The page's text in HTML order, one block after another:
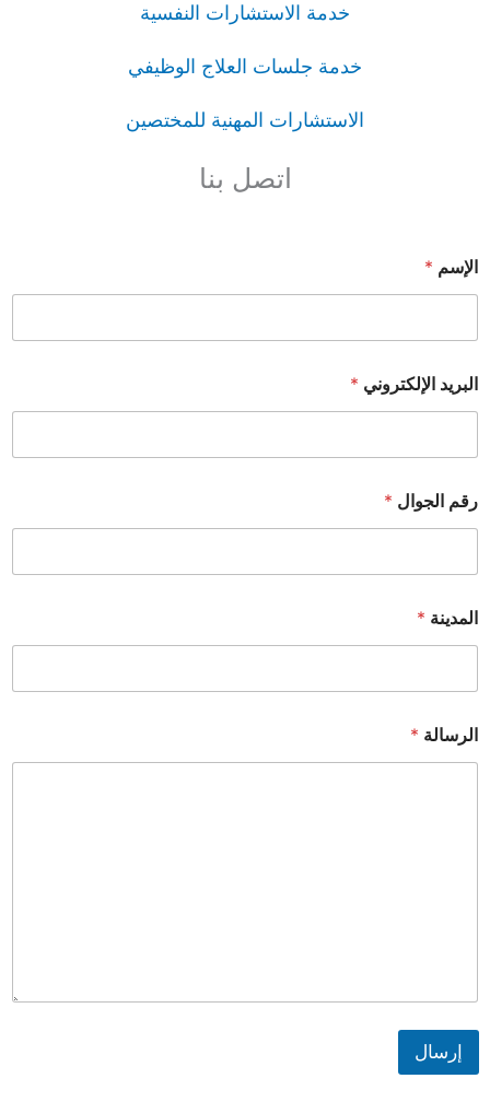
خدمة الاستشارات النفسية
خدمة جلسات العلاج الوظيفي
الاستشارات المهنية للمختصين
اتصل بنا
الإسم *
البريد الإلكتروني *
رقم الجوال *
المدينة *
الرسالة *
إرسال